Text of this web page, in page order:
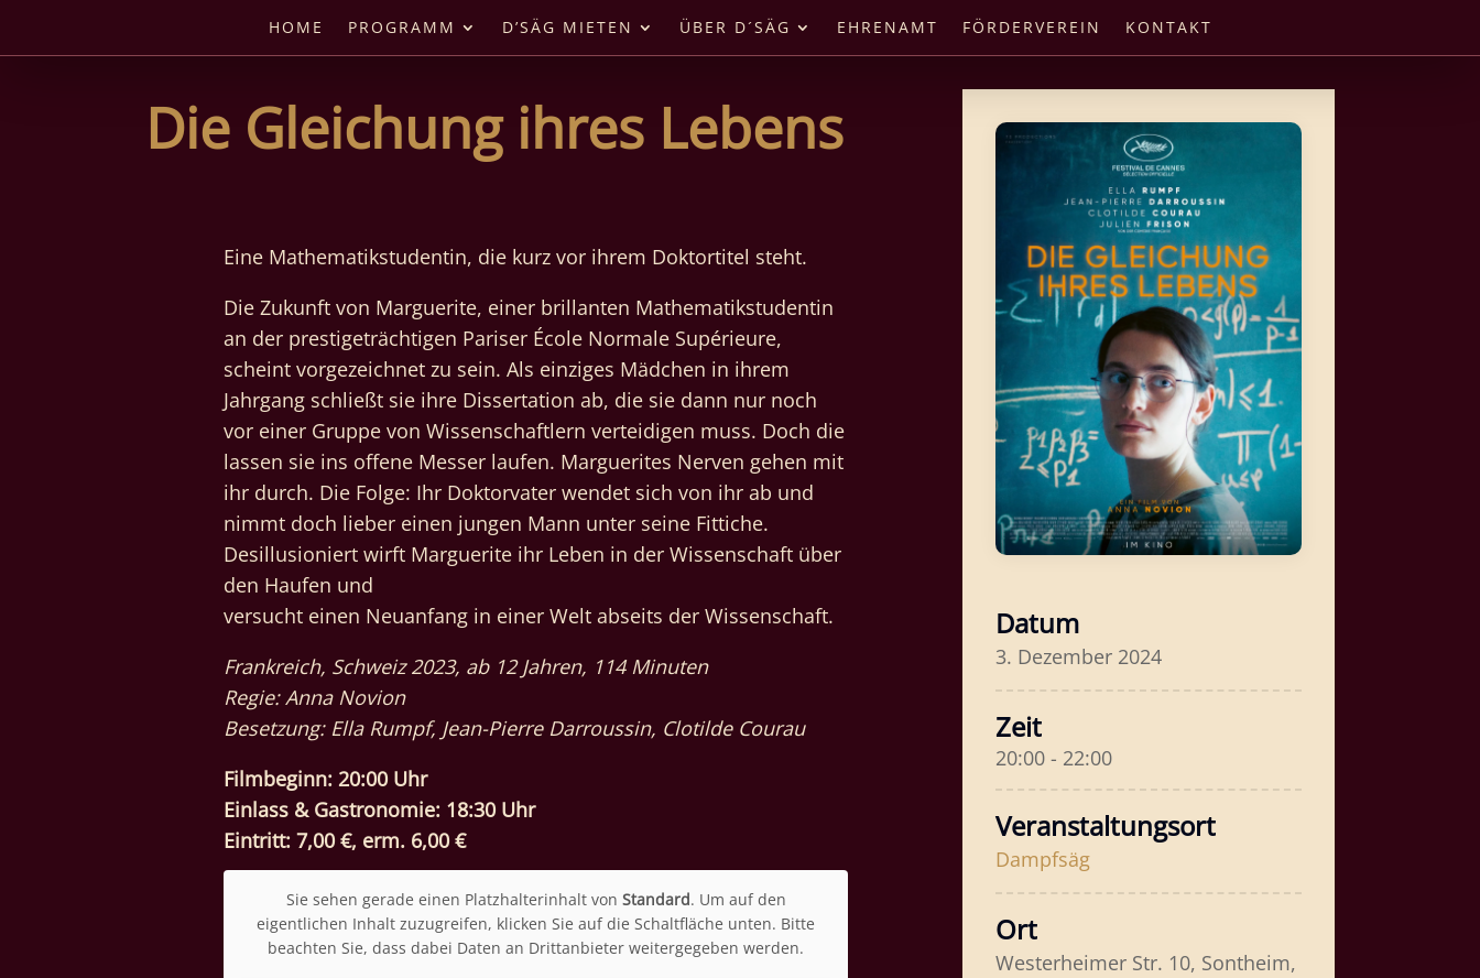
HOME PROGRAMM D’SÄG MIETEN ÜBER D´SÄG EHRENAMT FÖRDERVEREIN KONTAKT
Die Gleichung ihres Lebens
Eine Mathematikstudentin, die kurz vor ihrem Doktortitel steht.
Die Zukunft von Marguerite, einer brillanten Mathematikstudentin
an der prestigeträchtigen Pariser École Normale Supérieure,
scheint vorgezeichnet zu sein. Als einziges Mädchen in ihrem
Jahrgang schließt sie ihre Dissertation ab, die sie dann nur noch
vor einer Gruppe von Wissenschaftlern verteidigen muss. Doch die
lassen sie ins offene Messer laufen. Marguerites Nerven gehen mit
ihr durch. Die Folge: Ihr Doktorvater wendet sich von ihr ab und
nimmt doch lieber einen jungen Mann unter seine Fittiche.
Desillusioniert wirft Marguerite ihr Leben in der Wissenschaft über
den Haufen und
versucht einen Neuanfang in einer Welt abseits der Wissenschaft.
Frankreich, Schweiz 2023, ab 12 Jahren, 114 Minuten
Regie: Anna Novion
Besetzung: Ella Rumpf, Jean-Pierre Darroussin, Clotilde Courau
Filmbeginn: 20:00 Uhr
Einlass & Gastronomie: 18:30 Uhr
Eintritt: 7,00 €, erm. 6,00 €
Sie sehen gerade einen Platzhalterinhalt von Standard. Um auf den
eigentlichen Inhalt zuzugreifen, klicken Sie auf die Schaltfläche unten. Bitte
beachten Sie, dass dabei Daten an Drittanbieter weitergegeben werden.
Datum
3. Dezember 2024
Zeit
20:00 - 22:00
Veranstaltungsort
Dampfsäg
Ort
Westerheimer Str. 10, Sontheim,